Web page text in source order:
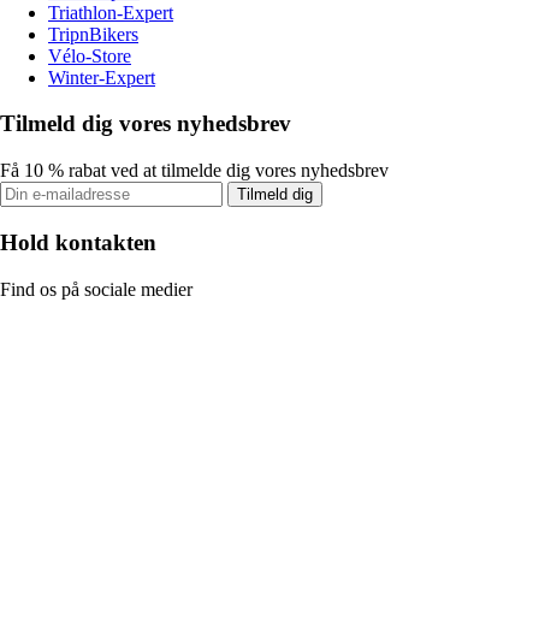
Triathlon-Expert
TripnBikers
Vélo-Store
Winter-Expert
Tilmeld dig vores nyhedsbrev
Få 10 % rabat ved at tilmelde dig vores nyhedsbrev
Tilmeld dig
Hold kontakten
Find os på sociale medier